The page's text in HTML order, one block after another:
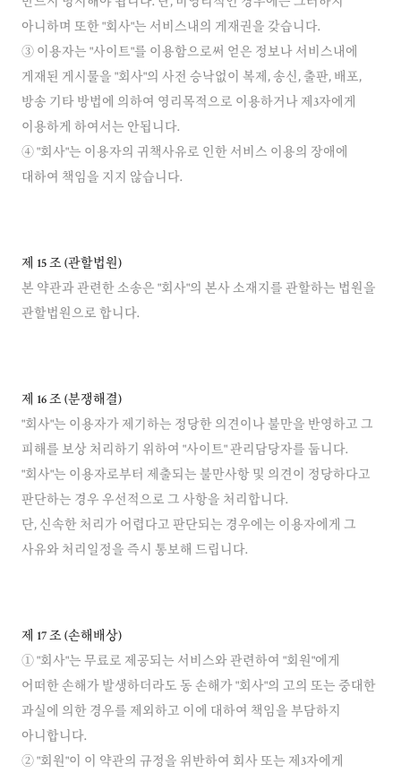
반드시 명시해야 됩니다. 단, 비영리적인 경우에는 그러하지
아니하며 또한 "회사"는 서비스내의 게재권을 갖습니다.
③ 이용자는 "사이트"를 이용함으로써 얻은 정보나 서비스내에
게재된 게시물을 "회사"의 사전 승낙없이 복제, 송신, 출판, 배포,
방송 기타 방법에 의하여 영리목적으로 이용하거나 제3자에게
이용하게 하여서는 안됩니다.
④ "회사"는 이용자의 귀책사유로 인한 서비스 이용의 장애에
대하여 책임을 지지 않습니다.
제 15 조 (관할법원)
본 약관과 관련한 소송은 "회사"의 본사 소재지를 관할하는 법원을
관할법원으로 합니다.
제 16 조 (분쟁해결)
"회사"는 이용자가 제기하는 정당한 의견이나 불만을 반영하고 그
피해를 보상 처리하기 위하여 "사이트" 관리담당자를 둡니다.
"회사"는 이용자로부터 제출되는 불만사항 및 의견이 정당하다고
판단하는 경우 우선적으로 그 사항을 처리합니다.
단, 신속한 처리가 어렵다고 판단되는 경우에는 이용자에게 그
사유와 처리일정을 즉시 통보해 드립니다.
제 17 조 (손해배상)
① "회사"는 무료로 제공되는 서비스와 관련하여 "회원"에게
어떠한 손해가 발생하더라도 동 손해가 "회사"의 고의 또는 중대한
과실에 의한 경우를 제외하고 이에 대하여 책임을 부담하지
아니합니다.
② "회원"이 이 약관의 규정을 위반하여 회사 또는 제3자에게